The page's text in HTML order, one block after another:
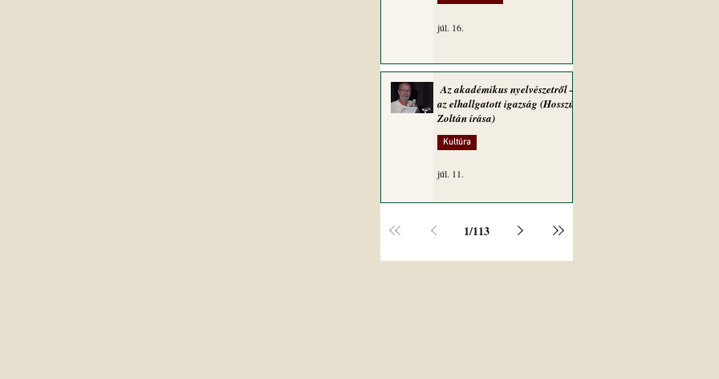
júl. 16.
Az akadémikus nyelvészetről –
az elhallgatott igazság (Hosszú
Zoltán írása)
Kultúra
júl. 11.
1/113